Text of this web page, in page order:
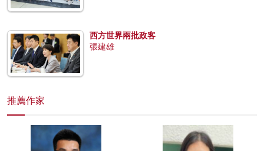
西方世界兩批政客
張建雄
推薦作家